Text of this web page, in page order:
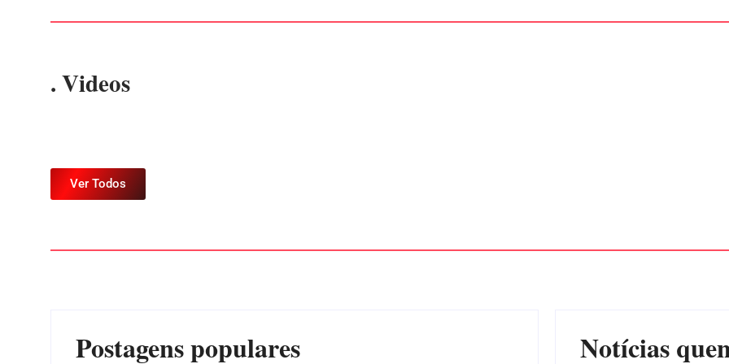
. Videos
Ver Todos
Postagens populares Notícias